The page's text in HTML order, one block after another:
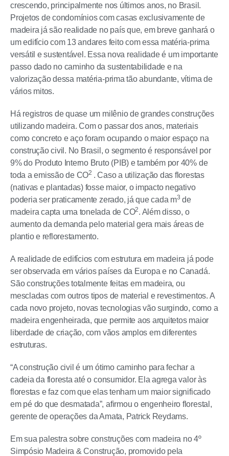
crescendo, principalmente nos últimos anos, no Brasil.
Projetos de condomínios com casas exclusivamente de
madeira já são realidade no país que, em breve ganhará o
um edifício com 13 andares feito com essa matéria-prima
versátil e sustentável. Essa nova realidade é um importante
passo dado no caminho da sustentabilidade e na
valorização dessa matéria-prima tão abundante, vítima de
vários mitos.
Há registros de quase um milênio de grandes construções
utilizando madeira. Com o passar dos anos, materiais
como concreto e aço foram ocupando o maior espaço na
construção civil. No Brasil, o segmento é responsável por
9% do Produto Interno Bruto (PIB) e também por 40% de
toda a emissão de CO2 . Caso a utilização das florestas
(nativas e plantadas) fosse maior, o impacto negativo
poderia ser praticamente zerado, já que cada m3 de
madeira capta uma tonelada de CO2. Além disso, o
aumento da demanda pelo material gera mais áreas de
plantio e reflorestamento.
A realidade de edifícios com estrutura em madeira já pode
ser observada em vários países da Europa e no Canadá.
São construções totalmente feitas em madeira, ou
mescladas com outros tipos de material e revestimentos. A
cada novo projeto, novas tecnologias vão surgindo, como a
madeira engenheirada, que permite aos arquitetos maior
liberdade de criação, com vãos amplos em diferentes
estruturas.
“A construção civil é um ótimo caminho para fechar a
cadeia da floresta até o consumidor. Ela agrega valor às
florestas e faz com que elas tenham um maior significado
em pé do que desmatada”, afirmou o engenheiro florestal,
gerente de operações da Amata, Patrick Reydams.
Em sua palestra sobre construções com madeira no 4º
Simpósio Madeira & Construção, promovido pela